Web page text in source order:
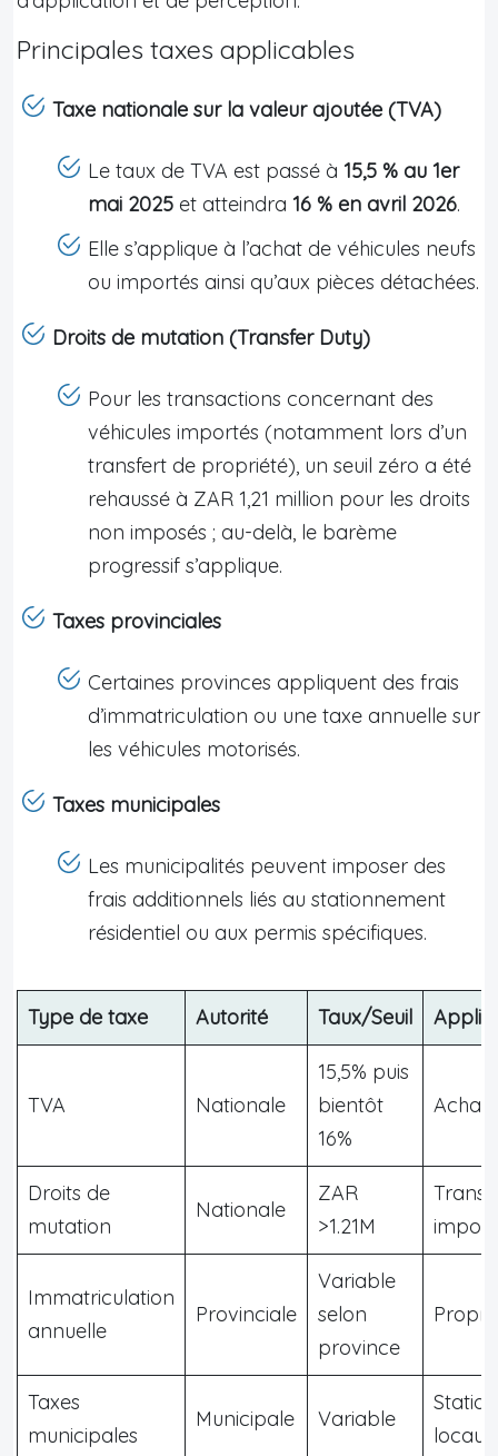
Principales taxes applicables
Taxe nationale sur la valeur ajoutée (TVA)
Le taux de TVA est passé à 15,5 % au 1er
mai 2025 et atteindra 16 % en avril 2026.
Elle s’applique à l’achat de véhicules neufs
ou importés ainsi qu’aux pièces détachées.
Droits de mutation (Transfer Duty)
Pour les transactions concernant des
véhicules importés (notamment lors d’un
transfert de propriété), un seuil zéro a été
rehaussé à ZAR 1,21 million pour les droits
non imposés ; au-delà, le barème
progressif s’applique.
Taxes provinciales
Certaines provinces appliquent des frais
d’immatriculation ou une taxe annuelle sur
les véhicules motorisés.
Taxes municipales
Les municipalités peuvent imposer des
frais additionnels liés au stationnement
résidentiel ou aux permis spécifiques.
Type de taxe Autorité Taux/Seuil
TVA Nationale
15,5% puis
bientôt
16%
Droits de
mutation
Nationale
ZAR
>1.21M
Immatriculation
annuelle
Provinciale
Variable
selon
province
Taxes
municipales
Municipale Variable
locaux